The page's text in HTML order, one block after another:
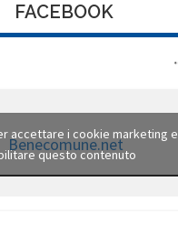
FACEBOOK
Benecomune.net
accettare i cookie marketing e
questo contenuto